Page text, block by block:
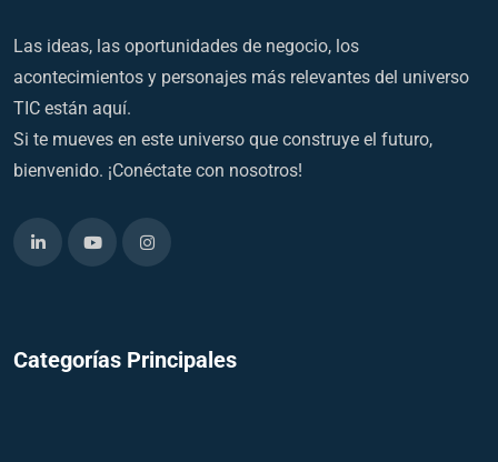
Las ideas, las oportunidades de negocio, los
acontecimientos y personajes más relevantes del universo
TIC están aquí.
Si te mueves en este universo que construye el futuro,
bienvenido. ¡Conéctate con nosotros!
Categorías Principales